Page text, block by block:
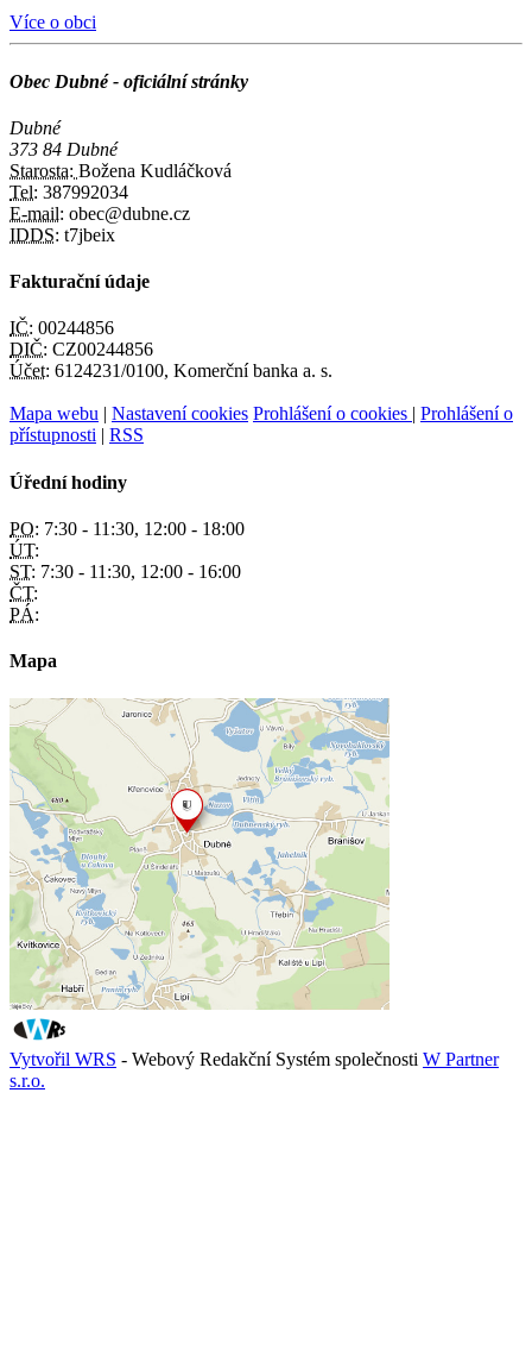
Více o obci
Obec Dubné - oficiální stránky
Dubné
373 84 Dubné
Starosta: Božena Kudláčková
Tel: 387992034
E-mail: obec@dubne.cz
IDDS: t7jbeix
Fakturační údaje
IČ: 00244856
DIČ: CZ00244856
Účet: 6124231/0100, Komerční banka a. s.
Mapa webu Nastavení cookies Prohlášení o cookies
Prohlášení o
přístupnosti
RSS
Úřední hodiny
PO: 7:30 - 11:30, 12:00 - 18:00
ÚT:
ST: 7:30 - 11:30, 12:00 - 16:00
ČT:
PÁ:
Mapa
Vytvořil WRS - Webový Redakční Systém společnosti W Partner
s.r.o.